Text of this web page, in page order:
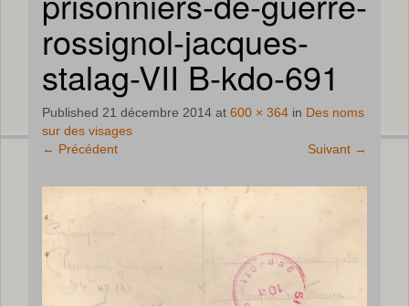
rossignol-jacques-
stalag-VII B-kdo-691
Published 21 décembre 2014 at 600 × 364 in Des noms
sur des visages
← Précédent Suivant →